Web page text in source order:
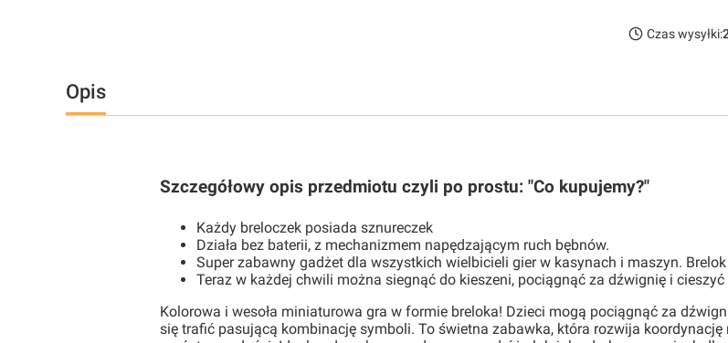
Czas wysyłki:
Opis
Szczegółowy opis przedmiotu czyli po prostu: "Co kupujemy?"
Każdy breloczek posiada sznureczek
Działa bez baterii, z mechanizmem napędzającym ruch bębnów.
Super zabawny gadżet dla wszystkich wielbicieli gier w kasynach i maszyn.
Teraz w każdej chwili można siegnąć do kieszeni, pociągnąć za dźwignię i
Kolorowa i wesoła miniaturowa gra w formie breloka! Dzieci mogą pociągnąć za
się trafić pasującą kombinację symboli. To świetna zabawka, która rozwija